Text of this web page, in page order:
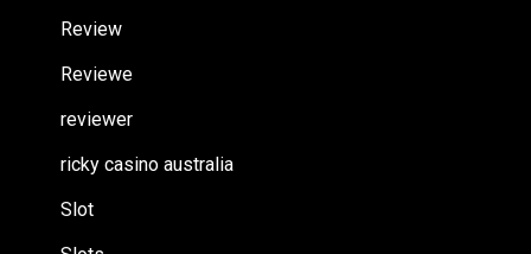
Review
Reviewe
reviewer
ricky casino australia
Slot